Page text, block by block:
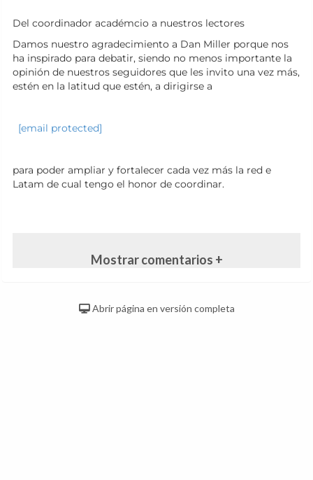
Del coordinador académcio a nuestros lectores
Damos nuestro agradecimiento a Dan Miller porque nos
ha inspirado para debatir, siendo no menos importante la
opinión de nuestros seguidores que les invito una vez más,
estén en la latitud que estén, a dirigirse a
[email protected]
para poder ampliar y fortalecer cada vez más la red e
Latam de cual tengo el honor de coordinar.
Mostrar comentarios +
Abrir página en versión completa